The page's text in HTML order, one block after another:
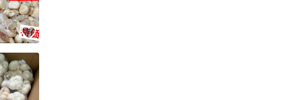
いいね！